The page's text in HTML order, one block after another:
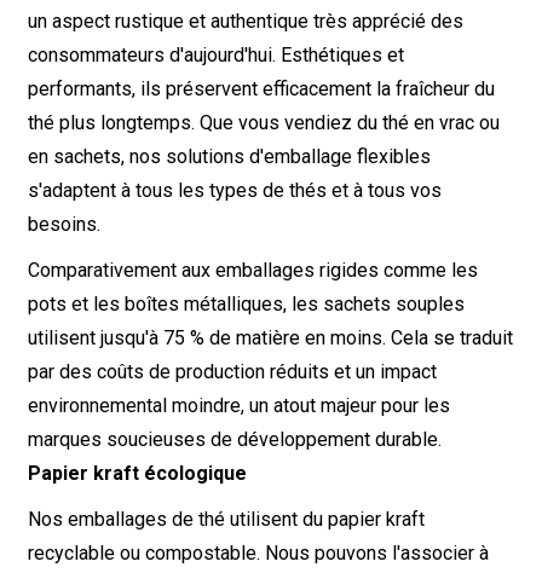
un aspect rustique et authentique très apprécié des
consommateurs d'aujourd'hui. Esthétiques et
performants, ils préservent efficacement la fraîcheur du
thé plus longtemps. Que vous vendiez du thé en vrac ou
en sachets, nos solutions d'emballage flexibles
s'adaptent à tous les types de thés et à tous vos
besoins.
Comparativement aux emballages rigides comme les
pots et les boîtes métalliques, les sachets souples
utilisent jusqu'à 75 % de matière en moins. Cela se traduit
par des coûts de production réduits et un impact
environnemental moindre, un atout majeur pour les
marques soucieuses de développement durable.
Papier kraft écologique
Nos emballages de thé utilisent du papier kraft
recyclable ou compostable. Nous pouvons l'associer à